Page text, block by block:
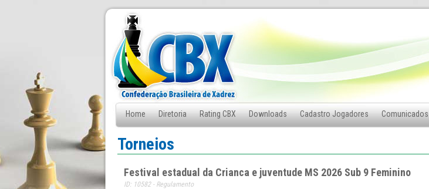
Home Diretoria Rating CBX Downloads Cadastro Jogadores Comunicados
Fale Conosco
Torneios
Festival estadual da Crianca e juventude MS 2026 Sub 9 Feminino
ID: 10582 - Regulamento